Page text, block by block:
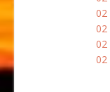
02
02
02
02